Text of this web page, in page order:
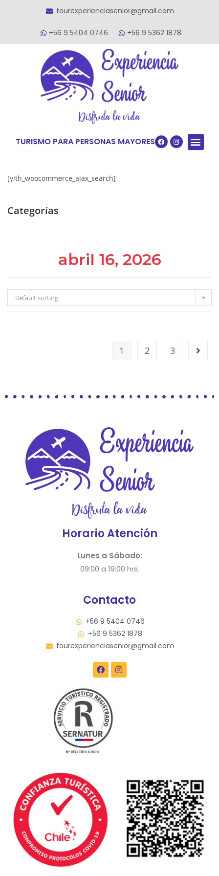
tourexperienciasenior@gmail.com
+56 9 5404 0746 +56 9 5362 1878
TURISMO PARA PERSONAS MAYORES
[yith_woocommerce_ajax_search]
Categorías
abril 16, 2026
Default sorting
1 2 3
Horario Atención
Lunes a Sábado:
09:00 a 19:00 hrs.
Contacto
+56 9 5404 0746
+56 9 5362 1878
tourexperienciasenior@gmail.com